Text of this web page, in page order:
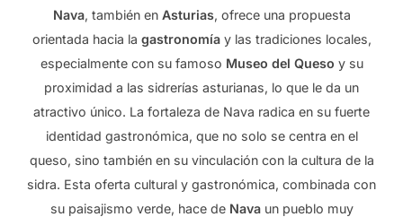
Nava, también en Asturias, ofrece una propuesta
orientada hacia la gastronomíay las tradiciones locales,
especialmente con su famoso Museo del Queso y su
proximidad a las sidrerías asturianas, lo que le da un
atractivo único. La fortaleza de Nava radica en su fuerte
identidad gastronómica, que no solo se centra en el
queso, sino también en su vinculación con la cultura de la
sidra. Esta oferta cultural y gastronómica, combinada con
su paisajismo verde, hace de Navaun pueblo muy